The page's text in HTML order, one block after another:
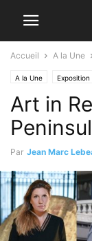
Accueil A la Une
A la Une Exposition
Art in
Par Jean Marc